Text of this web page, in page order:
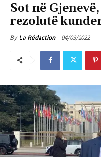
Sot në
rezolutë
By La Rédaction 04/03/2022